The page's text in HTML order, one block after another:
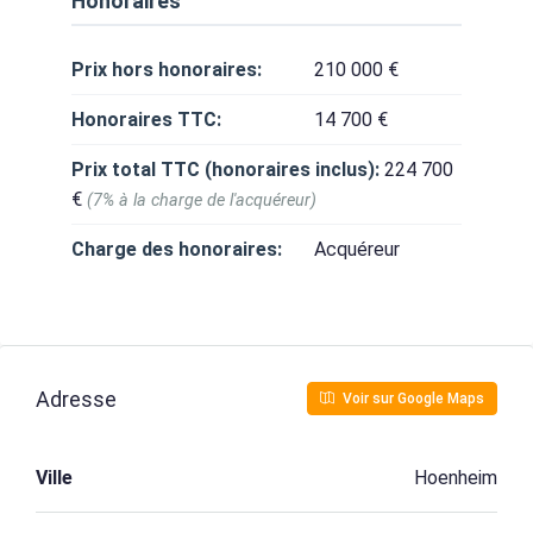
Prix hors honoraires: 210 000 €
Honoraires TTC: 14 700 €
Prix total TTC (honoraires inclus): 224 700
€ (7% à la charge de l'acquéreur)
Charge des honoraires: Acquéreur
Adresse Voir sur Google Maps
Ville Hoenheim